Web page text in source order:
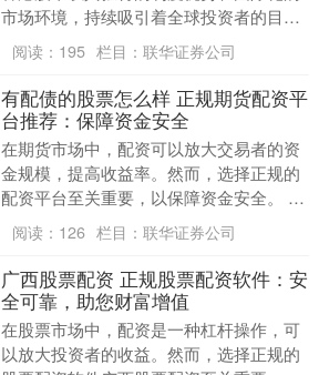
市场环境，持续吸引着全球投资者的目
光。对于寻求杠杆操作的投资者而言，港
股配资成为放大收益....
阅读： 195 栏目： 联华证券公司
有配债的股票怎么样 正规期货配资平
台推荐：保障资金安全
在期货市场中，配资可以放大交易者的资
金规模，提高收益率。然而，选择正规的
配资平台至关重要，以保障资金安全。 *
**资金灵活：**按月配资，投资者可根据
自身资金....
阅读： 126 栏目： 联华证券公司
广西股票配资 正规股票配资软件：安
全可靠，助您财富增值
在股票市场中，配资是一种杠杆操作，可
以放大投资者的收益。然而，选择正规的